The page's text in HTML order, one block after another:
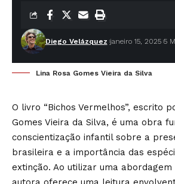
Diego Velázquez janeiro 15, 2025 5
Lina Rosa Gomes Vieira da Silva
O livro “Bichos Vermelhos”, escrito
Gomes Vieira da Silva, é uma obra
conscientização infantil sobre a
brasileira e a importância das
extinção. Ao utilizar uma